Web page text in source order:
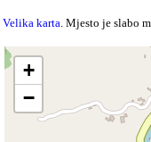
Velika karta . Mjesto je slabo
+
−